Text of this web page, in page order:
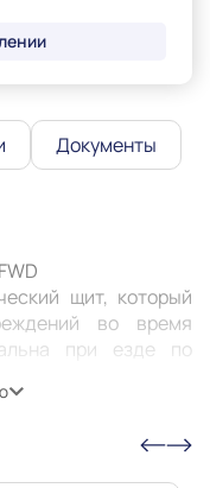
Документы
щит, который
во время
при езде по
деформацию или